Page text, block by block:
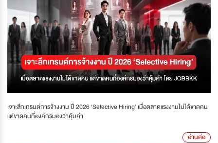
เจาะลึกเทรนด์การจ้างงาน ปี 2026 ‘Selective Hiring’ เมื่อตลาดแรงงานไม่ได้ขาดคน
แต่ขาดคนที่องค์กรมองว่าคุ้มค่า
อ่านต่อ